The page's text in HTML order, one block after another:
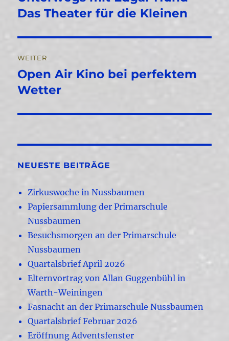
Beitrag:
Das Theater für die Kleinen
WEITER
Nächster
Beitrag:
Open Air Kino bei perfektem
Wetter
NEUESTE BEITRÄGE
Zirkuswoche in Nussbaumen
Papiersammlung der Primarschule
Nussbaumen
Besuchsmorgen an der Primarschule
Nussbaumen
Quartalsbrief April 2026
Elternvortrag von Allan Guggenbühl in
Warth-Weiningen
Fasnacht an der Primarschule Nussbaumen
Quartalsbrief Februar 2026
Eröffnung Adventsfenster